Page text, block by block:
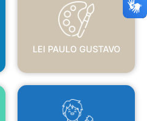
LEI PAULO GUSTAVO
LEI PAULO GUSTAVO
POLÍTICA NACIONAL ALDIR
BLANC